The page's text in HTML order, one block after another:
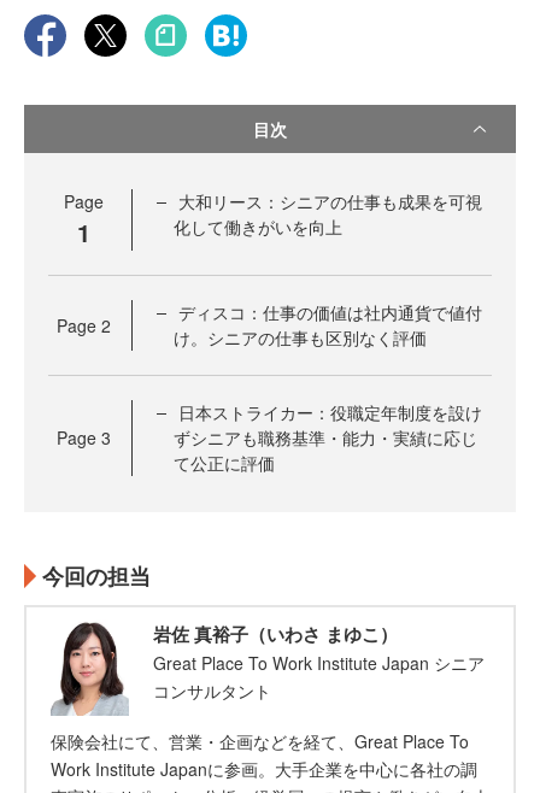
目次
Page
1
大和リース：シニアの仕事も成果を可視
化して働きがいを向上
Page 2
ディスコ：仕事の価値は社内通貨で値付
け。シニアの仕事も区別なく評価
Page 3
日本ストライカー：役職定年制度を設け
ずシニアも職務基準・能力・実績に応じ
て公正に評価
今回の担当
岩佐 真裕子（いわさ まゆこ）
Great Place To Work Institute Japan シニア
コンサルタント
保険会社にて、営業・企画などを経て、Great Place To
Work Institute Japanに参画。大手企業を中心に各社の調